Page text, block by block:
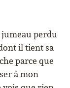
jumeau perdu
il tient sa
parce que
à mon